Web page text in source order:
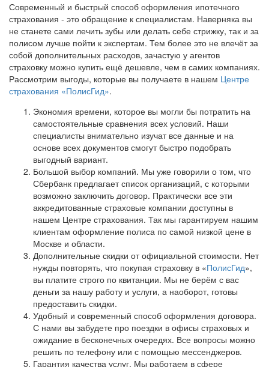
Современный и быстрый способ оформления ипотечного
страхования - это обращение к специалистам. Наверняка вы
не станете сами лечить зубы или делать себе стрижку, так и за
полисом лучше пойти к экспертам. Тем более это не влечёт за
собой дополнительных расходов, зачастую у агентов
страховку можно купить ещё дешевле, чем в самих компаниях.
Рассмотрим выгоды, которые вы получаете в нашем Центре
страхования «ПолисГид».
Экономия времени, которое вы могли бы потратить на
самостоятельные сравнения всех условий. Наши
специалисты внимательно изучат все данные и на
основе всех документов смогут быстро подобрать
выгодный вариант.
Большой выбор компаний. Мы уже говорили о том, что
Сбербанк предлагает список организаций, с которыми
возможно заключить договор. Практически все эти
аккредитованные страховые компании доступны в
нашем Центре страхования. Так мы гарантируем нашим
клиентам оформление полиса по самой низкой цене в
Москве и области.
Дополнительные скидки от официальной стоимости. Нет
нужды повторять, что покупая страховку в «ПолисГид»,
вы платите строго по квитанции. Мы не берём с вас
деньги за нашу работу и услуги, а наоборот, готовы
предоставить скидки.
Удобный и современный способ оформления договора.
С нами вы забудете про поездки в офисы страховых и
ожидание в бесконечных очередях. Все вопросы можно
решить по телефону или с помощью мессенджеров.
Гарантия качества услуг. Мы работаем в сфере